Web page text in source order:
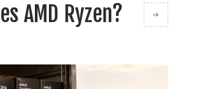
AMD Ryzen?